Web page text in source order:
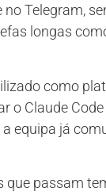
Telegram,
longas
como
o Claude
equipa já
que passam